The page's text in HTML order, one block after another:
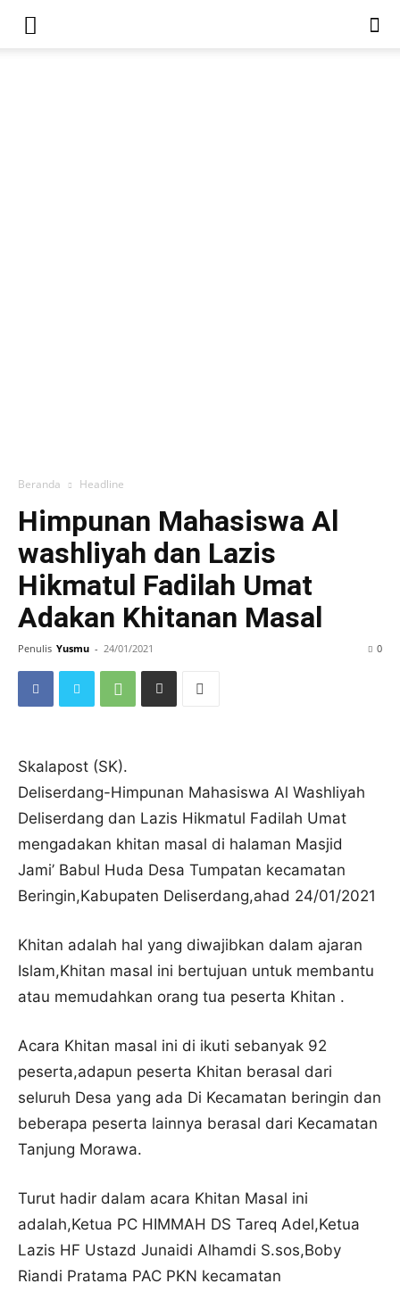
Beranda Headline
Himpunan Mahasiswa Al
washliyah dan Lazis
Hikmatul Fadilah Umat
Adakan Khitanan Masal
Penulis Yusmu - 24/01/2021 0
Skalapost (SK).
Deliserdang-Himpunan Mahasiswa Al Washliyah
Deliserdang dan Lazis Hikmatul Fadilah Umat
mengadakan khitan masal di halaman Masjid
Jami’ Babul Huda Desa Tumpatan kecamatan
Beringin,Kabupaten Deliserdang,ahad 24/01/2021
Khitan adalah hal yang diwajibkan dalam ajaran
Islam,Khitan masal ini bertujuan untuk membantu
atau memudahkan orang tua peserta Khitan .
Acara Khitan masal ini di ikuti sebanyak 92
peserta,adapun peserta Khitan berasal dari
seluruh Desa yang ada Di Kecamatan beringin dan
beberapa peserta lainnya berasal dari Kecamatan
Tanjung Morawa.
Turut hadir dalam acara Khitan Masal ini
adalah,Ketua PC HIMMAH DS Tareq Adel,Ketua
Lazis HF Ustazd Junaidi Alhamdi S.sos,Boby
Riandi Pratama PAC PKN kecamatan